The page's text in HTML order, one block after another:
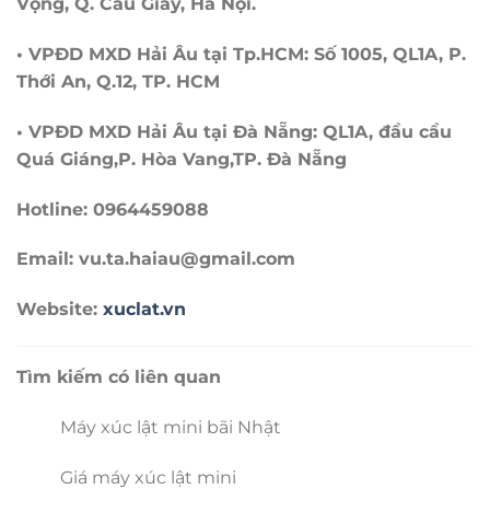
• VPĐD MXD Hải Âu tại Tp.HCM: Số 1005, QL1A, P.
Thới An, Q.12, TP. HCM
• VPĐD MXD Hải Âu tại Đà Nẵng: QL1A, đầu cầu
Quá Giáng,P. Hòa Vang,TP. Đà Nẵng
Hotline: 0964459088
Email: vu.ta.haiau@gmail.com
Website: xuclat.vn
Tìm kiếm có liên quan
Máy xúc lật mini bãi Nhật
Giá máy xúc lật mini